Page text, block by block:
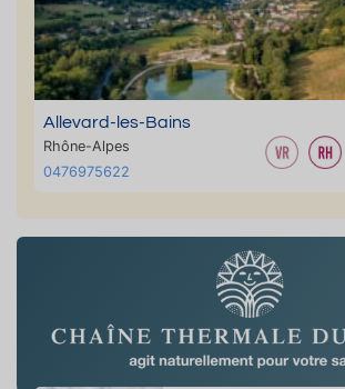
Allevard-les-Bains
Rhône-Alpes
0476975622